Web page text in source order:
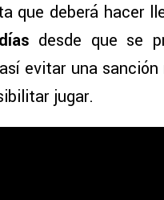
que deberá hacer
desde que se
evitar una sanción
jugar.